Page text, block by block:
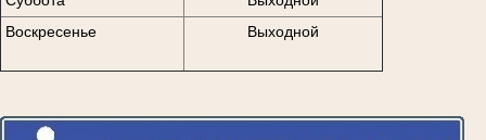
Воскресенье
Выходной